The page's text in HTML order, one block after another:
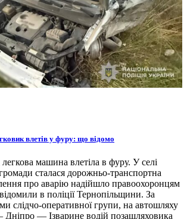
влетів у фуру: що відомо
машина влетіла в фуру. У селі
сталася дорожньо-транспортна
про аварію надійшло правоохоронцям
в поліції Тернопільщини. За
слідчо-оперативної групи, на автошляху
— Ізварине водій позашляховика